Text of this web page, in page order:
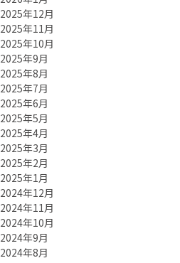
2025年12月
2025年11月
2025年10月
2025年9月
2025年8月
2025年7月
2025年6月
2025年5月
2025年4月
2025年3月
2025年2月
2025年1月
2024年12月
2024年11月
2024年10月
2024年9月
2024年8月